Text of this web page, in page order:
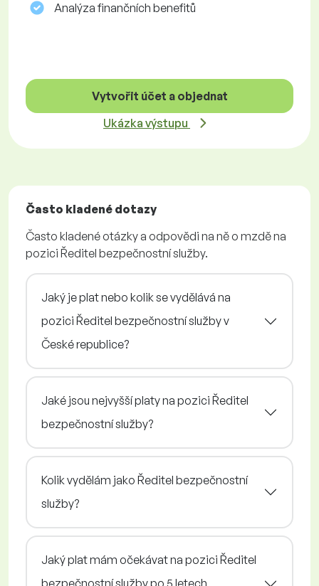
Analýza finančních benefitů
Vytvořit účet a objednat
Ukázka výstupu
Často kladené dotazy
Často kladené otázky a odpovědi na ně o mzdě na
pozici Ředitel bezpečnostní služby.
Jaký je plat nebo kolik se vydělává na
pozici Ředitel bezpečnostní služby v
České republice?
Jaké jsou nejvyšší platy na pozici Ředitel
bezpečnostní služby?
Kolik vydělám jako Ředitel bezpečnostní
služby?
Jaký plat mám očekávat na pozici Ředitel